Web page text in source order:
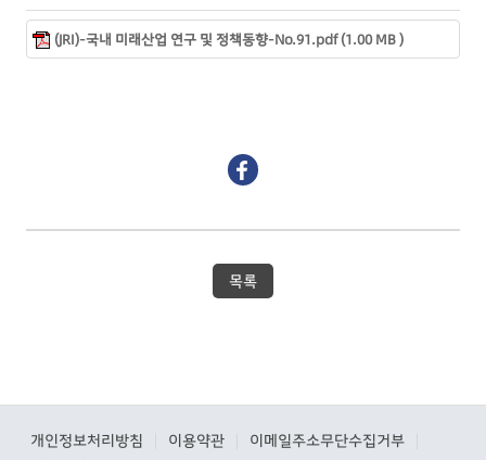
(JRI)-국내 미래산업 연구 및 정책동향-No.91.pdf (1.00 MB )
목록
개인정보처리방침 이용약관 이메일주소무단수집거부